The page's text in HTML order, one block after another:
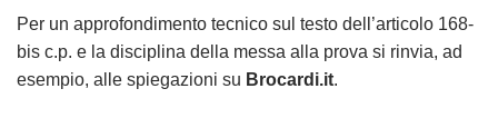
Per un approfondimento tecnico sul testo dell’articolo 168-
bis c.p. e la disciplina della messa alla prova si rinvia, ad
esempio, alle spiegazioni su Brocardi.it.